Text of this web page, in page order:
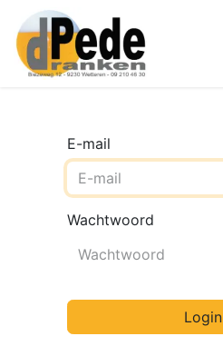
E-mail
Wachtwoord
Login